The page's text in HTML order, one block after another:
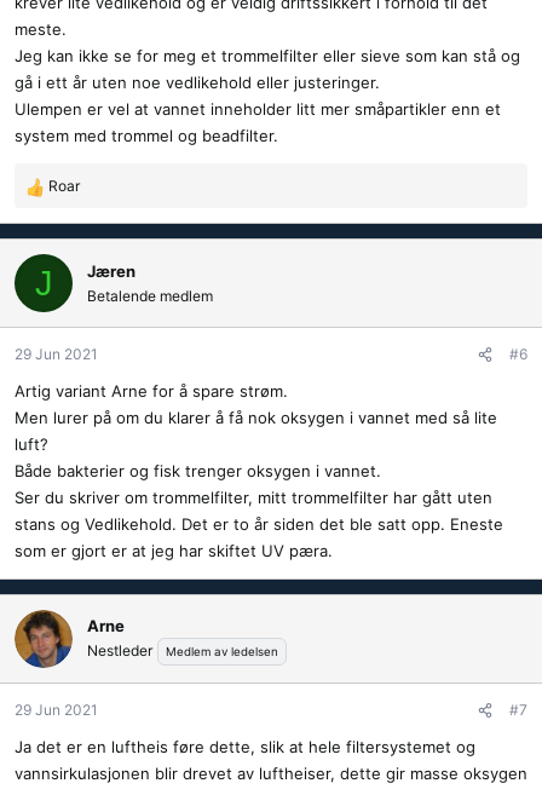
meste.
Jeg kan ikke se for meg et trommelfilter eller sieve som kan stå og
gå i ett år uten noe vedlikehold eller justeringer.
Ulempen er vel at vannet inneholder litt mer småpartikler enn et
system med trommel og beadfilter.
R
e
a
k
j
o
n
r
:
Roar
J Jæren
Betalende medlem
29 Jun 2021 #6
Artig variant Arne for å spare strøm.
Men lurer på om du klarer å få nok oksygen i vannet med så lite
luft?
Både bakterier og fisk trenger oksygen i vannet.
Ser du skriver om trommelfilter, mitt trommelfilter har gått uten
stans og Vedlikehold. Det er to år siden det ble satt opp. Eneste
som er gjort er at jeg har skiftet UV pæra.
Arne
Nestleder Medlem av ledelsen
29 Jun 2021 #7
Ja det er en luftheis føre dette, slik at hele filtersystemet og
vannsirkulasjonen blir drevet av luftheiser, dette gir masse oksygen